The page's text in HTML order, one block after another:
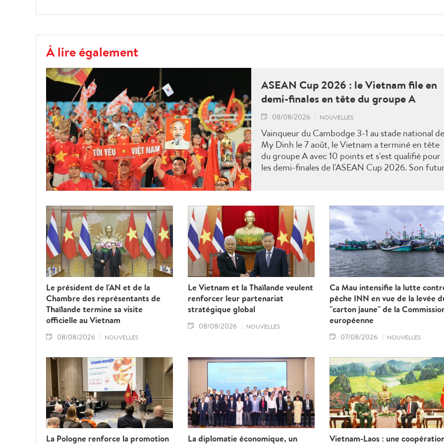
À lire également
ASEAN Cup 2026 : le Vietnam file en
demi-finales en tête du groupe A
08/08/2026 NOUVELLES
Vainqueur du Cambodge 3-1 au stade national de
My Dinh le 7 août, le Vietnam a terminé en tête
du groupe A avec 10 points et s'est qualifié pour
les demi-finales de l'ASEAN Cup 2026. Son
Le président de l'AN et de la
Chambre des représentants de
Thaïlande termine sa visite
officielle au Vietnam
08/08/2026 NOUVELLES
Le Vietnam et la Thaïlande veulent
renforcer leur partenariat
stratégique global
08/08/2026 NOUVELLES
Ca Mau intensifie la lutte
pêche INN en vue de la levée
"carton jaune" de la
européenne
07/08/2026 NOUVELLES
La Pologne renforce la promotion
La diplomatie économique, un
Vietnam-Laos : une